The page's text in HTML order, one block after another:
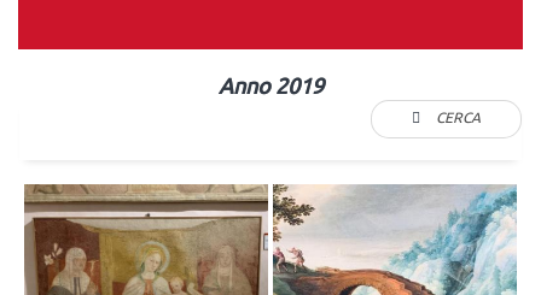
Anno 2019
CERCA